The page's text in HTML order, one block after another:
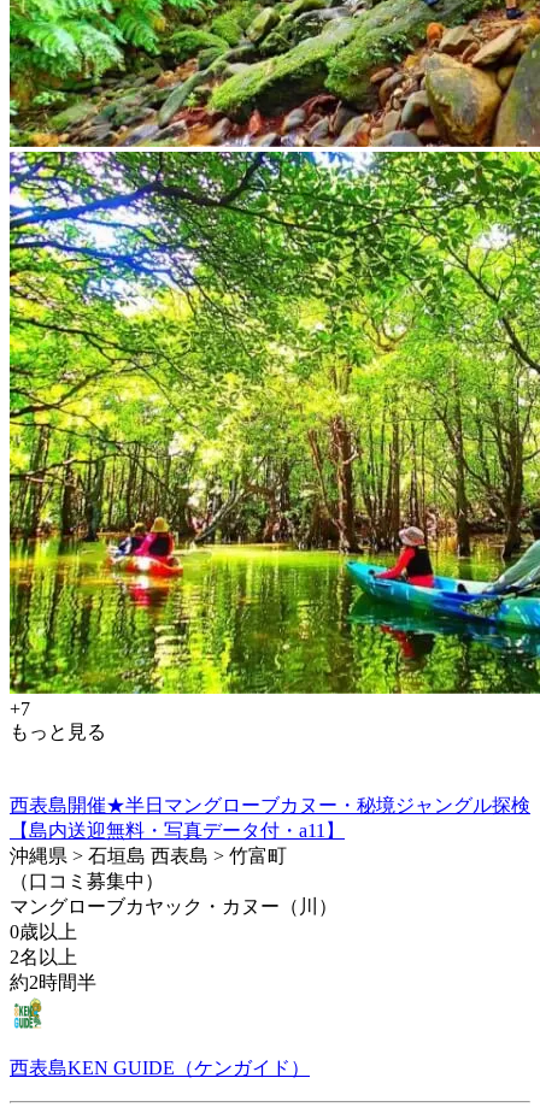
+7
もっと見る
西表島開催★半日マングローブカヌー・秘境ジャングル探検
【島内送迎無料・写真データ付・a11】
沖縄県 > 石垣島 西表島 > 竹富町
（口コミ募集中）
マングローブカヤック・カヌー（川）
0歳以上
2名以上
約2時間半
西表島KEN GUIDE（ケンガイド）